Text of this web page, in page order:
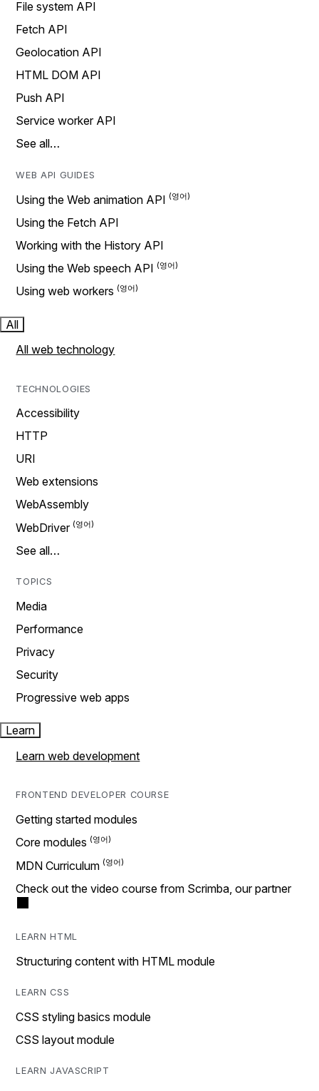
File system API
Fetch API
Geolocation API
HTML DOM API
Push API
Service worker API
See all…
WEB API GUIDES
Using the Web animation API
Using the Fetch API
Working with the History API
Using the Web speech API
Using web workers
All
All web technology
TECHNOLOGIES
Accessibility
HTTP
URI
Web extensions
WebAssembly
WebDriver
See all…
TOPICS
Media
Performance
Privacy
Security
Progressive web apps
Learn
Learn web development
FRONTEND DEVELOPER COURSE
Getting started modules
Core modules
MDN Curriculum
Check out the video course from Scrimba, our partner
LEARN HTML
Structuring content with HTML module
LEARN CSS
CSS styling basics module
CSS layout module
LEARN JAVASCRIPT